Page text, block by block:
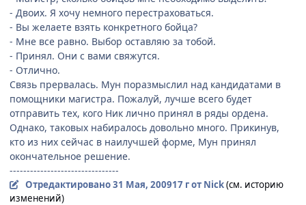
- Двоих. Я хочу немного перестраховаться.
- Вы желаете взять конкретного бойца?
- Мне все равно. Выбор оставляю за тобой.
- Принял. Они с вами свяжутся.
- Отлично.
Связь прервалась. Мун поразмыслил над кандидатами в
помощники магистра. Пожалуй, лучше всего будет
отправить тех, кого Ник лично принял в ряды ордена.
Однако, таковых набиралось довольно много. Прикинув,
кто из них сейчас в наилучшей форме, Мун принял
окончательное решение.
--------------------------------
Отредактировано31 Мая, 200917 гот Nick(см. историю
изменений)